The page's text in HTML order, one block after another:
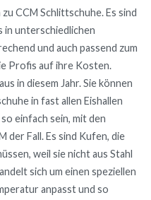
CCM Schlittschuhe. Es sind
in unterschiedlichen
und auch passend zum
Profis auf ihre Kosten.
in diesem Jahr. Sie können
in fast allen Eishallen
einfach sein, mit den
der Fall. Es sind Kufen, die
weil sie nicht aus Stahl
sich um einen speziellen
anpasst und so